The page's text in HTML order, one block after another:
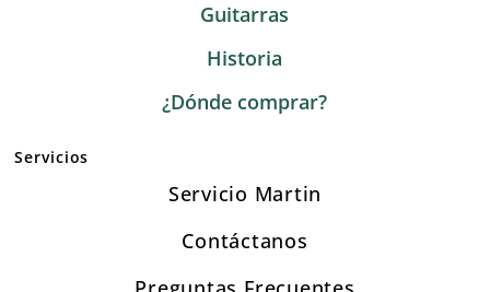
Guitarras
Historia
¿Dónde comprar?
Servicios
Servicio Martin
Contáctanos